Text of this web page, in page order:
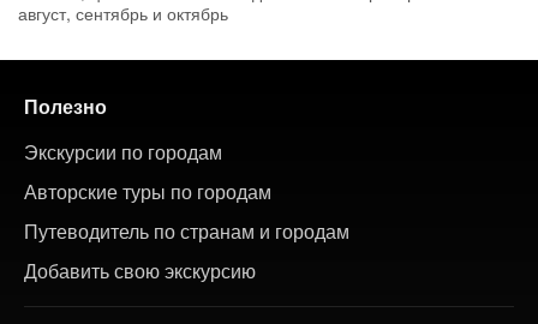
август, сентябрь и октябрь
Полезно
Экскурсии по городам
Авторские туры по городам
Путеводитель по странам и городам
Добавить свою экскурсию